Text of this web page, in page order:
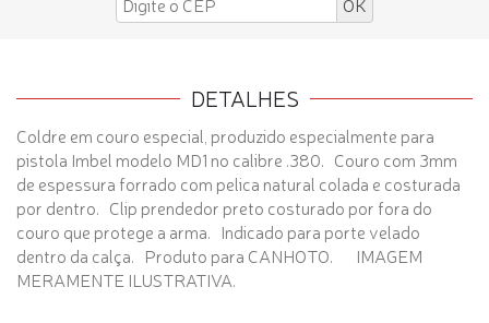
DETALHES
Coldre em couro especial, produzido especialmente para
pistola Imbel modelo MD1 no calibre .380. Couro com 3mm
de espessura forrado com pelica natural colada e costurada
por dentro. Clip prendedor preto costurado por fora do
couro que protege a arma. Indicado para porte velado
dentro da calça. Produto para CANHOTO. IMAGEM
MERAMENTE ILUSTRATIVA.